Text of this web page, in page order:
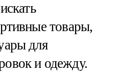
товары,
для
и одежду.